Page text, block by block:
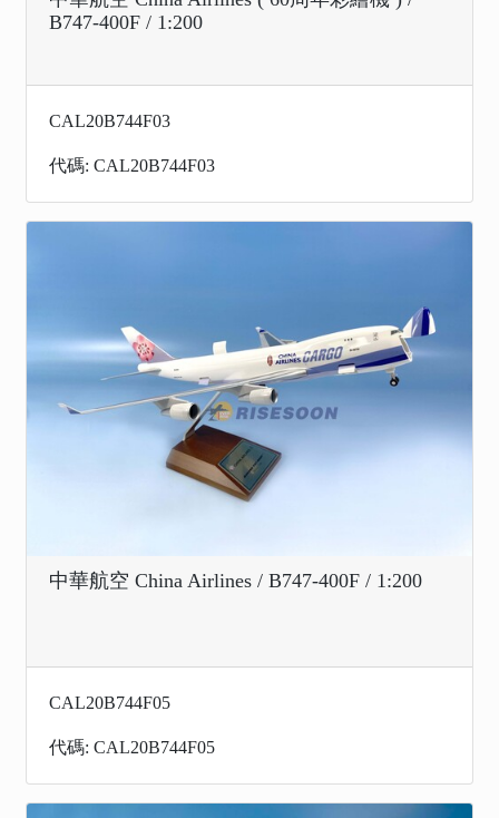
B747-400F / 1:200
CAL20B744F03
代碼: CAL20B744F03
中華航空 China Airlines / B747-400F / 1:200
CAL20B744F05
代碼: CAL20B744F05